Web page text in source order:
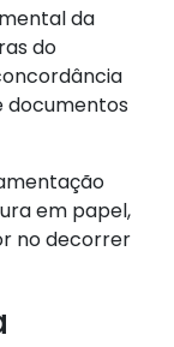
da
do
documentos
em papel,
no decorrer